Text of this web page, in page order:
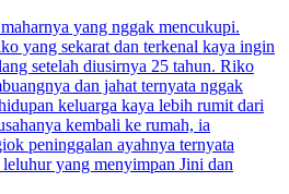
yang nggak mencukupi.
yang sekarat dan terkenal kaya ingin
setelah diusirnya 25 tahun. Riko
dan jahat ternyata nggak
keluarga kaya lebih rumit dari
kembali ke rumah, ia
peninggalan ayahnya ternyata
yang menyimpan Jini dan